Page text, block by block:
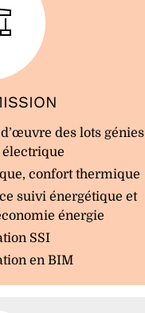
des lots génies
confort thermique
suivi énergétique et
énergie
SSI
en BIM